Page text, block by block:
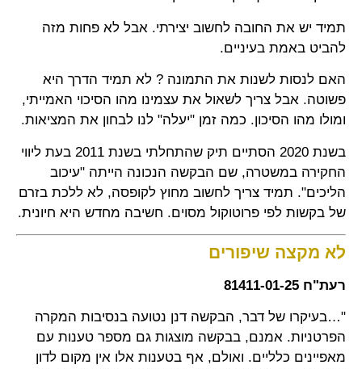
תמיד יש את החובה לחשוב יצירתי. אבל לא פחות מזה
להביט באמת בעיניים.
האם לנסות לשנות את התמונה ? לא תמיד הדרך היא
פשוטה. אבל צריך לשאול את עצמינו מהו הסיכוי האמייתי,
ומולו מהו הסיכון. כמה זמן "יעלה" לנו לבחון את המציאות.
בשנת 2020 הסתיים תיק שהתחלתי בשנת 2011 בעת ליווי
החקירה במשטרה, שם הבקשה הנכונה הייתה "עיכוב
הליכים". תמיד צריך לחשוב מחוץ לקופסה, לא ללכת בזרם
של בקשות לפי פרוטוקול מסוים. חשיבה מחדש היא חיונית.
לא מקצה שיפורים
רעת"ח 81411-01-25
"…בעיקרו של דבר, הבקשה דנן נטועה בנסיבות המקרה
הפרטניות. אמנם, בבקשה מוצגות גם מספר טענות עם
מאפיינים כלליים. ואולם, אף בטענות אלו אין מקום לדון